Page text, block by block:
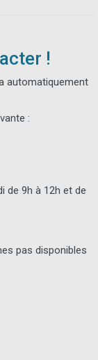
!
automatiquement
:
de 9h à 12h et de
pas disponibles